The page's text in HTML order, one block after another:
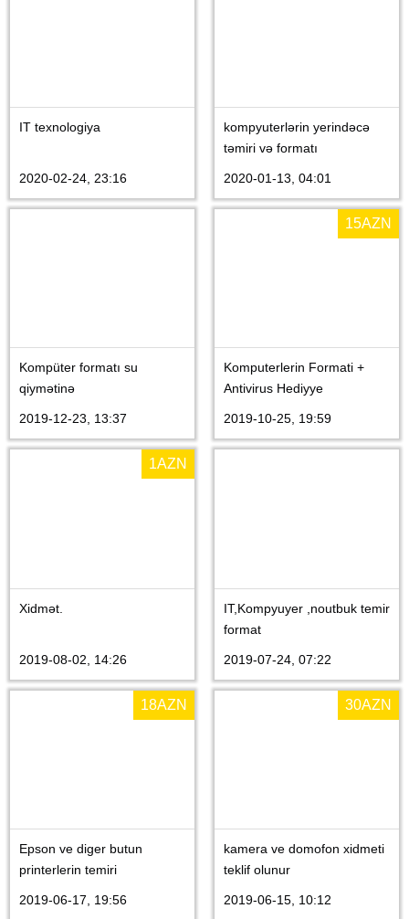
IT texnologiya
2020-02-24, 23:16
kompyuterlərin yerindəcə
təmiri və formatı
2020-01-13, 04:01
Kompüter formatı su
qiymətinə
2019-12-23, 13:37
15AZN
Komputerlerin Formati +
Antivirus Hediyye
2019-10-25, 19:59
1AZN
Xidmət.
2019-08-02, 14:26
IT,Kompyuyer ,noutbuk temir
format
2019-07-24, 07:22
18AZN
Epson ve diger butun
printerlerin temiri
2019-06-17, 19:56
30AZN
kamera ve domofon xidmeti
teklif olunur
2019-06-15, 10:12